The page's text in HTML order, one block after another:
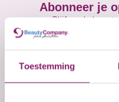
Toestemming
Abonneer je
Blijf op de
E-mailadres